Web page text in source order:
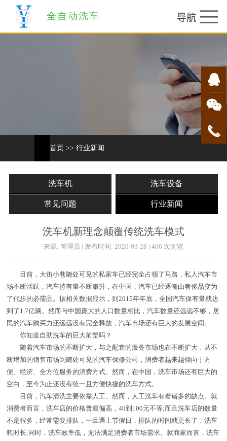
全自动洗车
首页 >> 行业新闻
洗车机 洗车设备
常见问题 行业新闻
洗车机新理念颠覆传统洗车模式
来源: 管理员 | 发布时间: 2020-03-28 | 406 次浏览
目前，大街小巷随处可见的私家车已经完全占领了马路，私人汽车市
场不断活跃，汽车持有量不断攀升，在中国，汽车已经逐渐由奢侈品变为
了代步的必需品。据相关数据显示，到2015年年底，全国汽车保有量就达
到了1.7亿辆。然而与中国庞大的人口数量相比，汽车数量还远远不够，居
民的汽车购买力还远远没有完全释放，汽车市场还有巨大的发展空间。
你知道自助洗车的巨大前景吗？
随着汽车市场的不断扩大，与之配套的服务市场也在不断扩大，从不
断增加的销售市场到随处可见的汽车保修公司，消费者越来越倾向于方
便、经济、全方位服务的消费方式。然而，在中国，洗车市场还有巨大的
空白，至今为止还没有统一且方便快捷的洗车方式。
目前，汽车清洗主要依靠人工。然而，人工洗车有着诸多的缺点。就
消费者而言，洗车店的价格普遍偏高，40到100元不等;而且洗车店的数量
不是很多，经常需要排队，一旦遇上节假日，排队的时间就更长了，洗车
耗时长;同时，洗车效率低，无法满足消费者市场需求。就商家而言，洗车